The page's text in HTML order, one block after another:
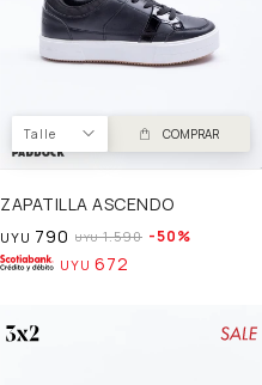
Talle COMPRAR
ZAPATILLA ASCENDO
UYU 790 UYU 1.590 50
UYU 672